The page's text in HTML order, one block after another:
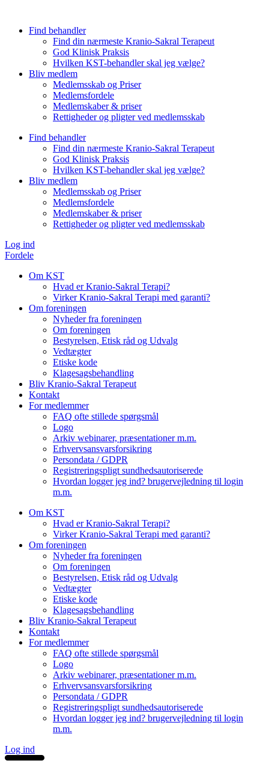
indholdFind behandler
Find din nærmeste Kranio-Sakral Terapeut
God Klinisk Praksis
Hvilken KST-behandler skal jeg vælge?
Bliv medlem
Medlemsskab og Priser
Medlemsfordele
Medlemskaber & priser
Rettigheder og pligter ved medlemsskab
Find behandler
Find din nærmeste Kranio-Sakral Terapeut
God Klinisk Praksis
Hvilken KST-behandler skal jeg vælge?
Bliv medlem
Medlemsskab og Priser
Medlemsfordele
Medlemskaber & priser
Rettigheder og pligter ved medlemsskab
Log ind
Fordele
Om KST
Hvad er Kranio-Sakral Terapi?
Virker Kranio-Sakral Terapi med garanti?
Om foreningen
Nyheder fra foreningen
Om foreningen
Bestyrelsen, Etisk råd og Udvalg
Vedtægter
Etiske kode
Klagesagsbehandling
Bliv Kranio-Sakral Terapeut
Kontakt
For medlemmer
FAQ ofte stillede spørgsmål
Logo
Arkiv webinarer, præsentationer m.m.
Erhvervsansvarsforsikring
Persondata / GDPR
Registreringspligt sundhedsautoriserede
Hvordan logger jeg ind? brugervejledning til login
m.m.
Om KST
Hvad er Kranio-Sakral Terapi?
Virker Kranio-Sakral Terapi med garanti?
Om foreningen
Nyheder fra foreningen
Om foreningen
Bestyrelsen, Etisk råd og Udvalg
Vedtægter
Etiske kode
Klagesagsbehandling
Bliv Kranio-Sakral Terapeut
Kontakt
For medlemmer
FAQ ofte stillede spørgsmål
Logo
Arkiv webinarer, præsentationer m.m.
Erhvervsansvarsforsikring
Persondata / GDPR
Registreringspligt sundhedsautoriserede
Hvordan logger jeg ind? brugervejledning til login
m.m.
Log ind